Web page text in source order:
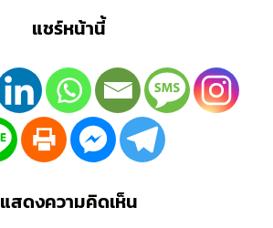
แชร์หน้านี้
แสดงความคิดเห็น